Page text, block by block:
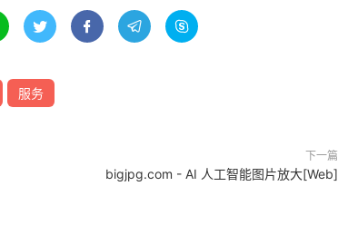
   
服务
下一篇
bigjpg.com - AI 人工智能图片放大[Web]